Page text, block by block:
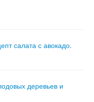
салата с авокадо.
деревьев и